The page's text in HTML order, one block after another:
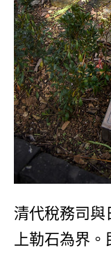
清代稅務司與
上勒石為界